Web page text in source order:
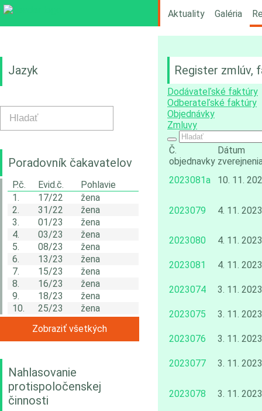
Aktuality Galéria
Jazyk
Poradovník čakavatelov
P.č. Evid.č.
Pohlavie
1.
17/22
žena
2.
31/22
žena
3.
01/23
žena
4.
03/23
žena
5.
08/23
žena
6.
13/23
žena
7.
15/23
žena
8.
16/23
žena
9.
18/23
žena
10.
25/23
žena
Zobraziť všetkých
Nahlasovanie
protispoločenskej
činnosti
Register zmlúv,
Dodávateľské faktúry
Odberateľské faktúry
Objednávky
Zmluvy
Č.
objednavky
Dátum
2023081a
10. 11.
2023079 4. 11. 2023
2023080 4. 11. 2023
2023081 4. 11. 2023
2023074 3. 11. 2023
2023075 3. 11. 2023
2023076 3. 11. 2023
2023077 3. 11. 2023
2023078 3. 11. 2023